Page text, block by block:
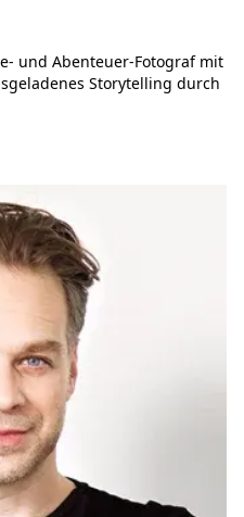
und Abenteuer-Fotograf mit
Storytelling durch